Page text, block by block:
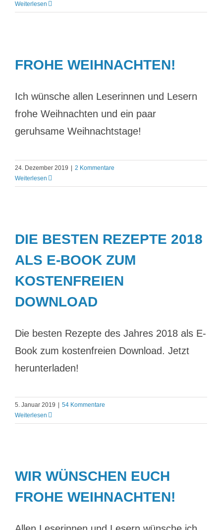
Weiterlesen
FROHE WEIHNACHTEN!
Ich wünsche allen Leserinnen und Lesern
frohe Weihnachten und ein paar
geruhsame Weihnachtstage!
24. Dezember 2019
2 Kommentare
Weiterlesen
DIE BESTEN REZEPTE 2018
ALS E-BOOK ZUM
KOSTENFREIEN
DOWNLOAD
Die besten Rezepte des Jahres 2018 als E-
Book zum kostenfreien Download. Jetzt
herunterladen!
5. Januar 2019
54 Kommentare
Weiterlesen
WIR WÜNSCHEN EUCH
FROHE WEIHNACHTEN!